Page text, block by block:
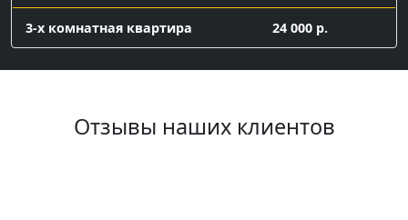
3-х комнатная квартира 24 000 р.
Вывоз мелкого хлама
контейнер 8 куб с
погрузкой
16 000 р.
Отзывы наших клиентов